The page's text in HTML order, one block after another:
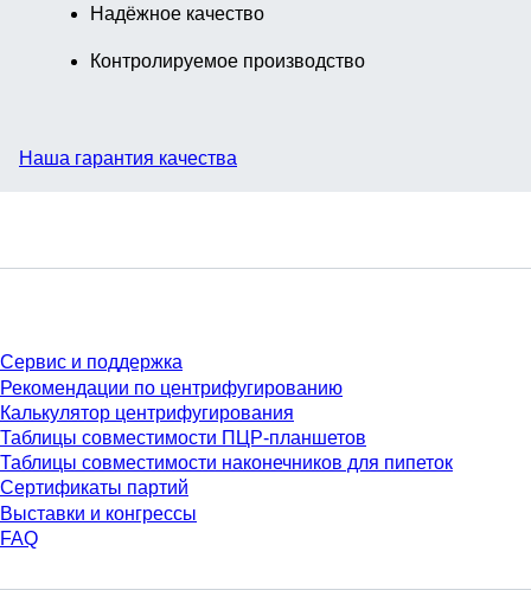
Надёжное качество
Контролируемое производство
Наша гарантия качества
Сервис и поддержка
Рекомендации по центрифугированию
Калькулятор центрифугирования
Таблицы совместимости ПЦР-планшетов
Таблицы совместимости наконечников для пипеток
Сертификаты партий
Выставки и конгрессы
FAQ